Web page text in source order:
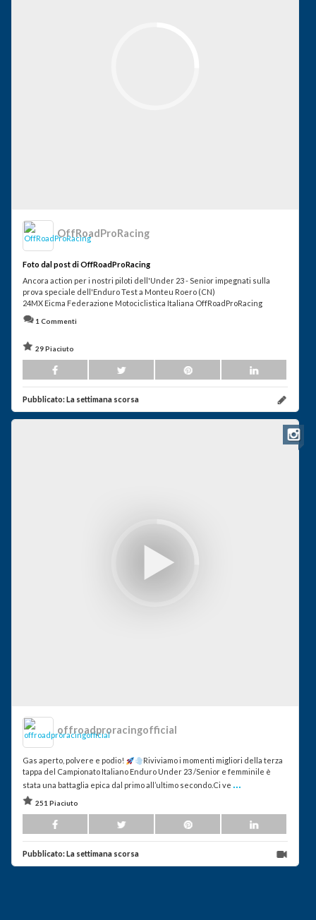
OffRoadProRacing
Foto dal post di OffRoadProRacing
Ancora action per i nostri piloti dell'Under 23 - Senior impegnati sulla
prova speciale dell'Enduro Test a Monteu Roero (CN)
24MX Eicma Federazione Motociclistica Italiana OffRoadProRacing
1 Commenti
29 Piaciuto
Pubblicato:La settimana scorsa
offroadproracingofficial
Gas aperto, polvere e podio!
Riviviamo i momenti migliori della terza
tappa del Campionato Italiano Enduro Under 23 /Senior e femminile è
stata una battaglia epica dal primo all’ultimo secondo.Ci ve ...
251 Piaciuto
Pubblicato:La settimana scorsa